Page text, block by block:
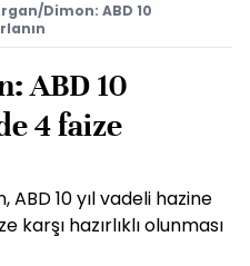
Dimon: ABD 10
ABD 10
4 faize
ABD 10 yıl vadeli hazine
hazırlıklı olunması